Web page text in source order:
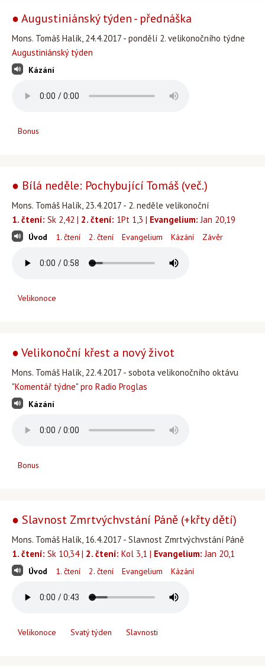
● Augustiniánský týden - přednáška
Mons. Tomáš Halík, 24.4.2017 - pondělí 2. velikonočního týdne
Augustiniánský týden
Kázání
Bonus
● Bílá neděle: Pochybující Tomáš (več.)
Mons. Tomáš Halík, 23.4.2017 - 2. neděle velikonoční
1. čtení: Sk 2,42 | 2. čtení: 1Pt 1,3 | Evangelium: Jan 20,19
Úvod 1. čtení 2. čtení Evangelium Kázání Závěr
Velikonoce
● Velikonoční křest a nový život
Mons. Tomáš Halík, 22.4.2017 - sobota velikonočního oktávu
"Komentář týdne" pro Radio Proglas
Kázání
Bonus
● Slavnost Zmrtvýchvstání Páně (+křty dětí)
Mons. Tomáš Halík, 16.4.2017 - Slavnost Zmrtvýchvstání Páně
1. čtení: Sk 10,34 | 2. čtení: Kol 3,1 | Evangelium: Jan 20,1
Úvod 1. čtení 2. čtení Evangelium Kázání
Velikonoce Svatý týden Slavnosti